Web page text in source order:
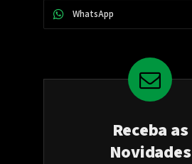
WhatsApp
Receba as
Novidades